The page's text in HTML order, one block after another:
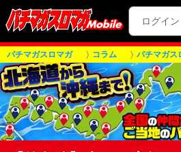
ログイン
パチマガスロマガ コラム パチマガス